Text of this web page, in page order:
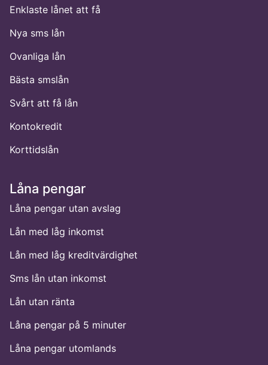
Enklaste lånet att få
Nya sms lån
Ovanliga lån
Bästa smslån
Svårt att få lån
Kontokredit
Korttidslån
Låna pengar
Låna pengar utan avslag
Lån med låg inkomst
Lån med låg kreditvärdighet
Sms lån utan inkomst
Lån utan ränta
Låna pengar på 5 minuter
Låna pengar utomlands